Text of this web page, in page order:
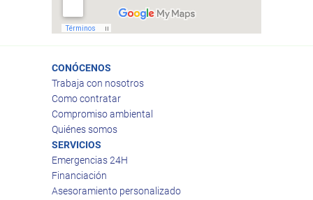
CONÓCENOS
Trabaja con nosotros
Como contratar
Compromiso ambiental
Quiénes somos
SERVICIOS
Emergencias 24H
Financiación
Asesoramiento personalizado